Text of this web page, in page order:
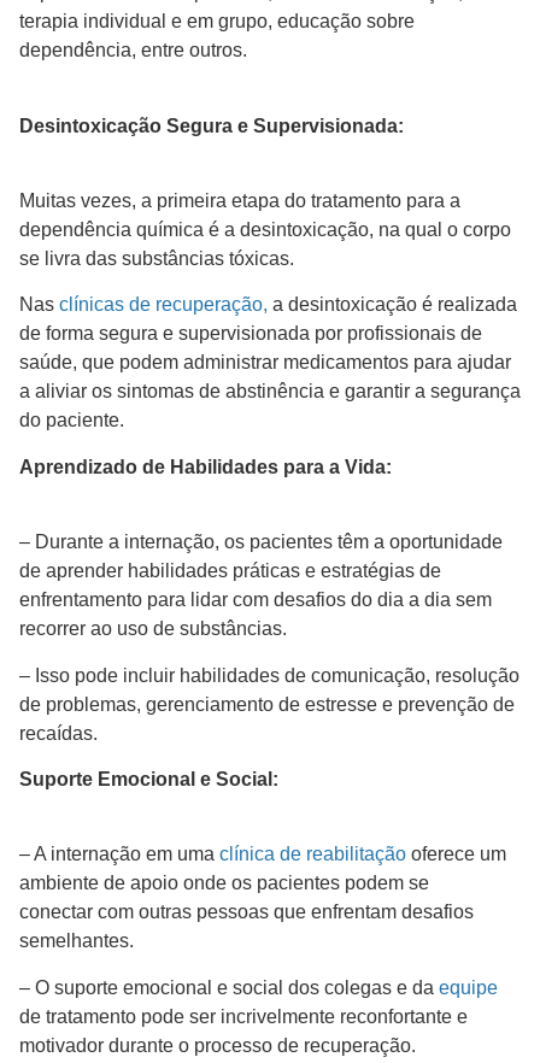
terapia individual e em grupo, educação sobre
dependência, entre outros.
Desintoxicação Segura e Supervisionada:
Muitas vezes, a primeira etapa do tratamento para a
dependência química é a desintoxicação, na qual o corpo
se livra das substâncias tóxicas.
Nas clínicas de recuperação, a desintoxicação é realizada
de forma segura e supervisionada por profissionais de
saúde, que podem administrar medicamentos para ajudar
a aliviar os sintomas de abstinência e garantir a segurança
do paciente.
Aprendizado de Habilidades para a Vida:
– Durante a internação, os pacientes têm a oportunidade
de aprender habilidades práticas e estratégias de
enfrentamento para lidar com desafios do dia a dia sem
recorrer ao uso de substâncias.
– Isso pode incluir habilidades de comunicação, resolução
de problemas, gerenciamento de estresse e prevenção de
recaídas.
Suporte Emocional e Social:
– A internação em uma clínica de reabilitação oferece um
ambiente de apoio onde os pacientes podem se
conectar com outras pessoas que enfrentam desafios
semelhantes.
– O suporte emocional e social dos colegas e da equipe
de tratamento pode ser incrivelmente reconfortante e
motivador durante o processo de recuperação.